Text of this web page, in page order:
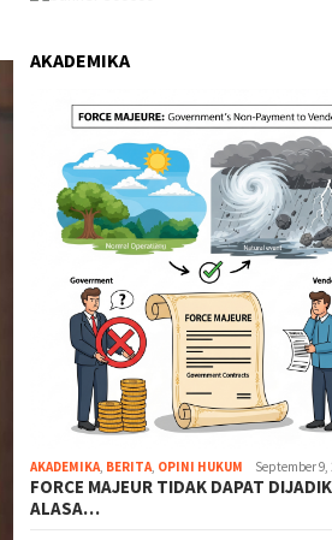
AKADEMIKA
AKADEMIKA, BERITA, OPINI HUKUM September 9,
FORCE MAJEUR TIDAK DAPAT
ALASA…